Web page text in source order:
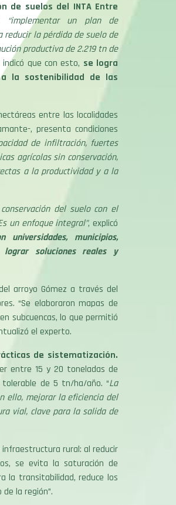
de suelos del INTA Entre
“implementar un plan de
la pérdida de suelo de
productiva de 2.219 tn de
que con esto, se logra
la sostenibilidad de las
entre las localidades
, presenta condiciones
de infiltración, fuertes
agrícolas sin conservación,
a la productividad y a la
del suelo con el
un enfoque integral”, explicó
universidades, municipios,
lograr soluciones reales y
arroyo Gómez a través del
“Se elaboraron mapas de
subcuencas, lo que permitió
el experto.
de sistematización.
entre 15 y 20 toneladas de
de 5 tn/ha/año. “La
ello, mejorar la eficiencia del
vial, clave para la salida de
rural: al reducir
se evita la saturación de
la transitabilidad, reduce los
la región”.